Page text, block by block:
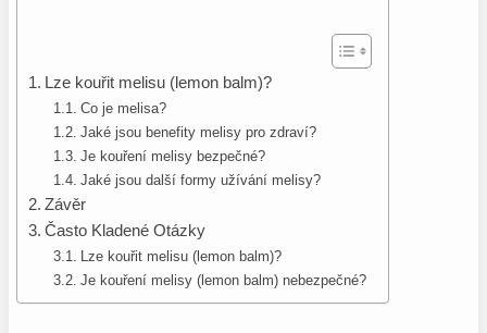
Lze kouřit melisu (lemon balm)?
Co je melisa?
Jaké jsou benefity melisy pro zdraví?
Je kouření melisy bezpečné?
Jaké jsou další formy užívání melisy?
Závěr
Často Kladené Otázky
Lze kouřit melisu (lemon balm)?
Je kouření melisy (lemon balm) nebezpečné?